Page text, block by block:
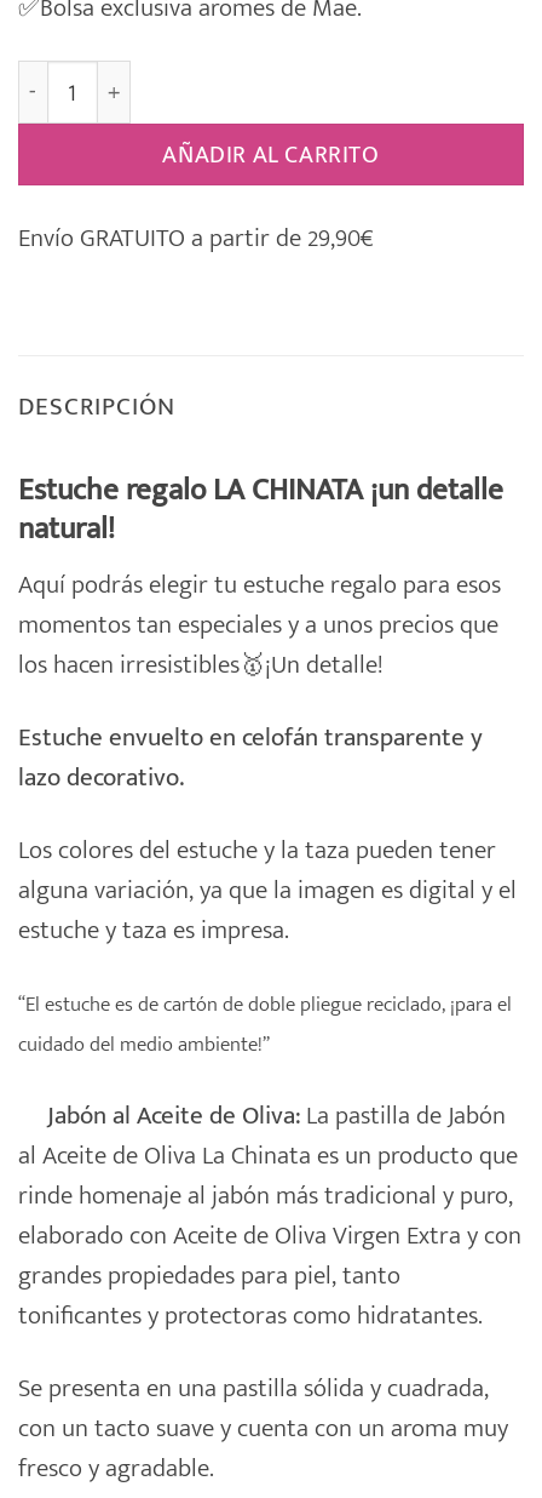
Estuche Regalo La Chinata. Mod. B - 006 cantidad
AÑADIR AL CARRITO
Envío GRATUITO a partir de 29,90€
DESCRIPCIÓN
Estuche regalo LA CHINATA ¡un detalle
natural!
Aquí podrás elegir tu estucheregalo para esos
momentos tan especiales y a unos precios que
los hacen irresistibles🥇¡Un detalle!
Estuche envuelto en celofán transparente y
lazo decorativo.
Los colores del estuche y la taza pueden tener
alguna variación, ya que la imagen es digital y el
estuche y taza es impresa.
“El estuche es de cartón de doble pliegue reciclado, ¡para el
cuidado del medio ambiente!”
Jabón al Aceite de Oliva:La pastilla de Jabón
al Aceite de Oliva La Chinata es un producto que
rinde homenaje al jabón más tradicional y puro,
elaborado con Aceite de Oliva Virgen Extra y con
grandes propiedades para piel, tanto
tonificantes y protectoras como hidratantes.
Se presenta en una pastilla sólida y cuadrada,
con un tacto suave y cuenta con un aroma muy
fresco y agradable.